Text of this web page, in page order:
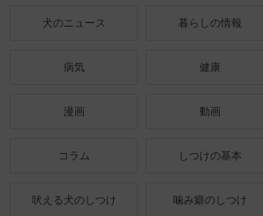
犬のニュース 暮らしの情報
病気 健康
漫画 動画
コラム しつけの基本
吠える犬のしつけ 噛み癖のしつけ